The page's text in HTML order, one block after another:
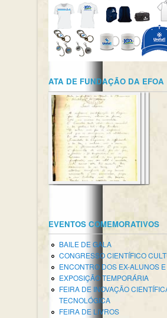
ATA DE FUNDAÇÃO DA EFOA
EVENTOS COMEMORATIVOS
BAILE DE GALA
CONGRESSO CIENTÍFICO
ENCONTRO DOS EX-ALUNOS
EXPOSIÇÃO TEMPORÁRIA
FEIRA DE INOVAÇÃO
TECNOLÓGICA
FEIRA DE LIVROS